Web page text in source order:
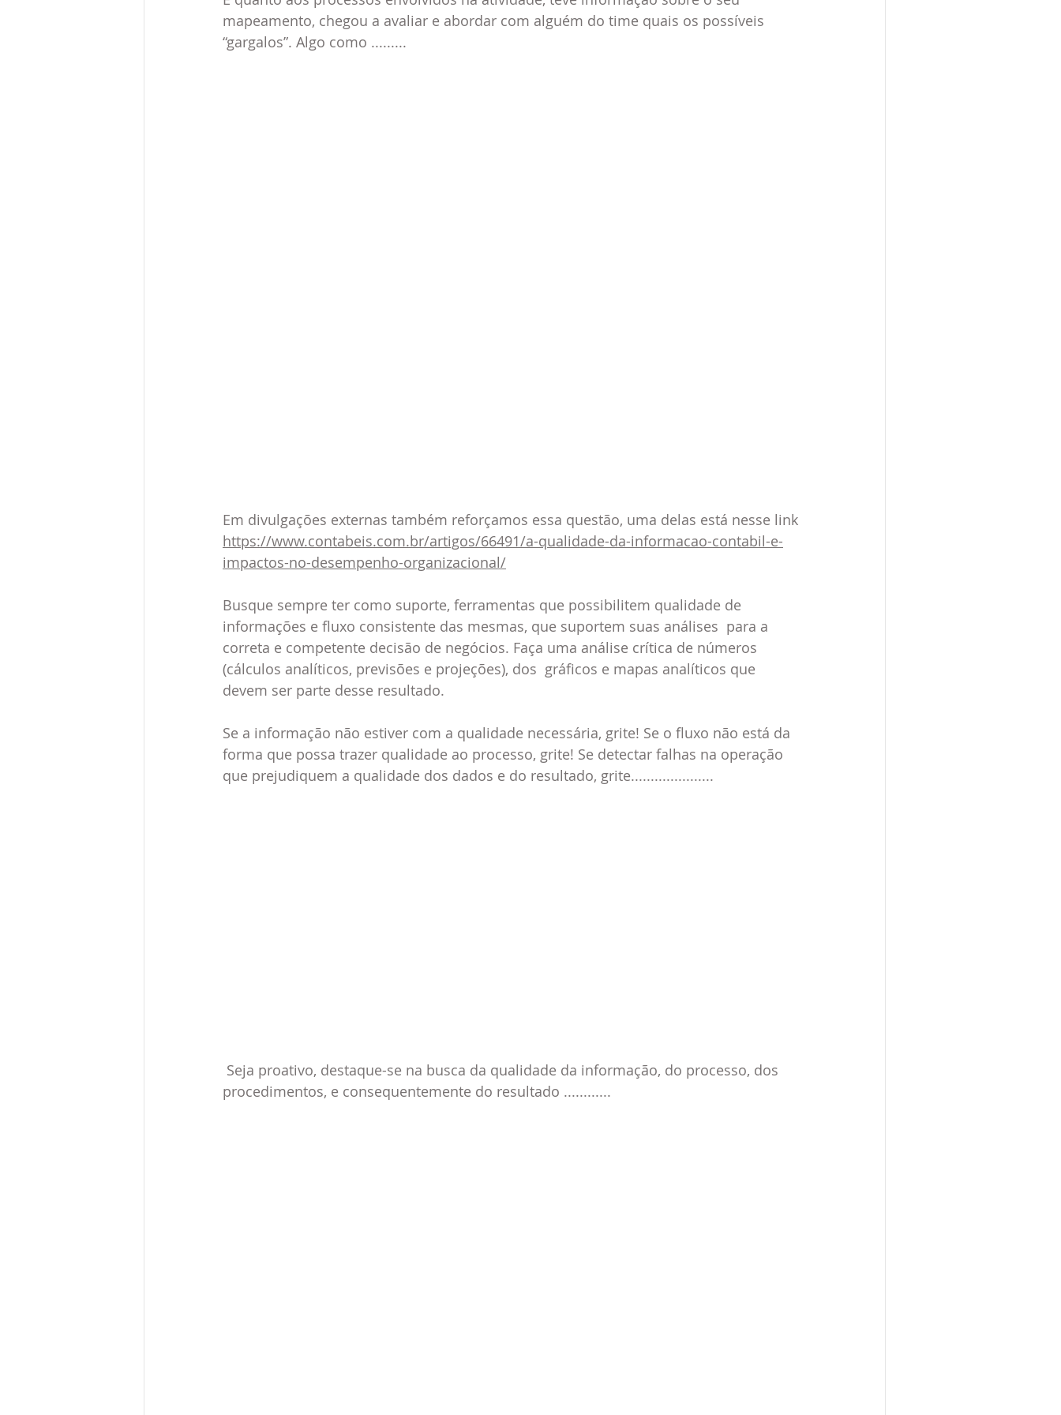
mapeamento, chegou a avaliar e abordar com alguém do time quais os possíveis
“gargalos”. Algo como .........
Em divulgações externas também reforçamos essa questão, uma delas está nesse link
https://www.contabeis.com.br/artigos/66491/a-qualidade-da-informacao-contabil-e-
impactos-no-desempenho-organizacional/
Busque sempre ter como suporte, ferramentas que possibilitem qualidade de
informações e fluxo consistente das mesmas, que suportem suas análises  para a
correta e competente decisão de negócios. Faça uma análise crítica de números
(cálculos analíticos, previsões e projeções), dos  gráficos e mapas analíticos que
devem ser parte desse resultado.
Se a informação não estiver com a qualidade necessária, grite! Se o fluxo não está da
forma que possa trazer qualidade ao processo, grite! Se detectar falhas na operação
que prejudiquem a qualidade dos dados e do resultado, grite.....................
Seja proativo, destaque-se na busca da qualidade da informação, do processo, dos
procedimentos, e consequentemente do resultado ............